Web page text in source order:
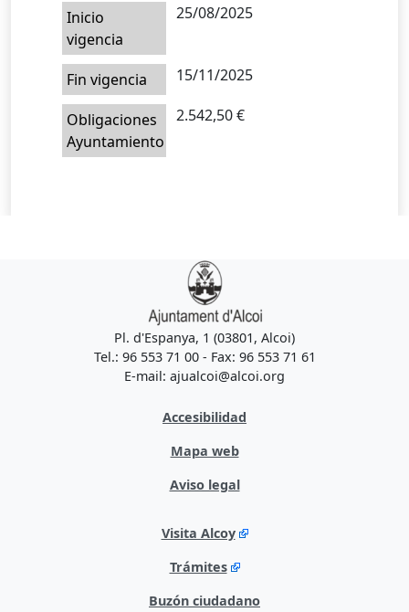
Inicio
vigencia
25/08/2025
Fin vigencia 15/11/2025
Obligaciones
Ayuntamiento
2.542,50 €
Pl. d'Espanya, 1 (03801, Alcoi)
Tel.: 96 553 71 00 - Fax: 96 553 71 61
E-mail: ajualcoi@alcoi.org
Accesibilidad
Mapa web
Aviso legal
Visita Alcoy
Trámites
Buzón ciudadano